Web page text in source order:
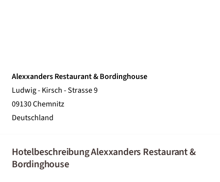
Alexxanders Restaurant & Bordinghouse
Ludwig - Kirsch - Strasse 9
09130 Chemnitz
Deutschland
Hotelbeschreibung Alexxanders Restaurant &
Bordinghouse